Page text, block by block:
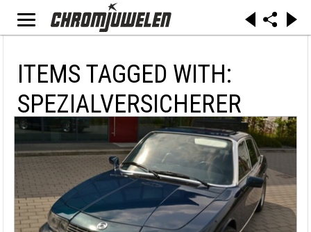
ITEMS TAGGED WITH:
SPEZIALVERSICHERER